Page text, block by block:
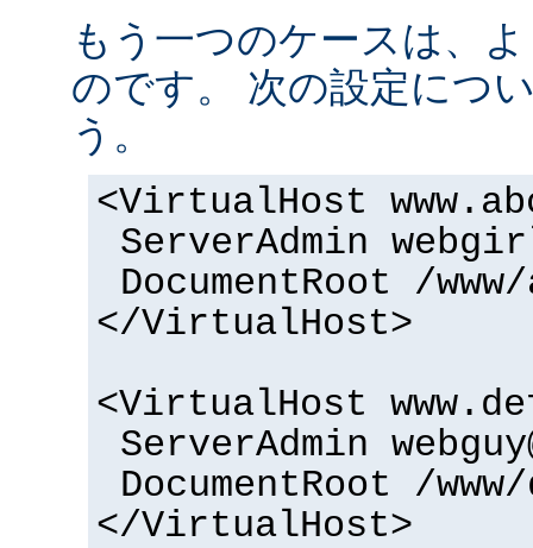
もう一つのケースは、
のです。 次の設定につ
う。
<VirtualHost
ServerAdmin
DocumentRoot /
</VirtualHost>
<VirtualHost
ServerAdmin
DocumentRoot /
</VirtualHost>